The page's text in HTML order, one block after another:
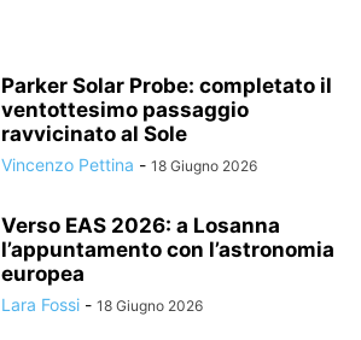
Parker Solar Probe: completato il
ventottesimo passaggio
ravvicinato al Sole
Vincenzo Pettina - 18 Giugno 2026
Verso EAS 2026: a Losanna
l’appuntamento con l’astronomia
europea
Lara Fossi - 18 Giugno 2026